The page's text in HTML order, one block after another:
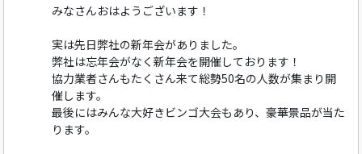
みなさんおはようございます！
実は先日弊社の新年会がありました。
弊社は忘年会がなく新年会を開催しております！
協力業者さんもたくさん来て総勢50名の人数が集まり開
催します。
最後にはみんな大好きビンゴ大会もあり、豪華景品が当た
ります。